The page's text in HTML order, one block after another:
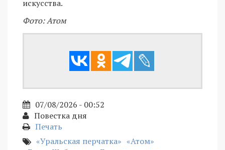
искусства.
Фото: Атом
07/08/2026 - 00:52
Повестка дня
Печать
«Уральская перчатка» «Атом»